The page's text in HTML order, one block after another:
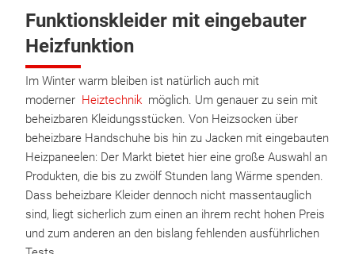
Funktionskleider mit eingebauter
Heizfunktion
Im Winter warm bleiben ist natürlich auch mit
moderner Heiztechnik möglich. Um genauer zu sein mit
beheizbaren Kleidungsstücken. Von Heizsocken über
beheizbare Handschuhe bis hin zu Jacken mit eingebauten
Heizpaneelen: Der Markt bietet hier eine große Auswahl an
Produkten, die bis zu zwölf Stunden lang Wärme spenden.
Dass beheizbare Kleider dennoch nicht massentauglich
sind, liegt sicherlich zum einen an ihrem recht hohen Preis
und zum anderen an den bislang fehlenden ausführlichen